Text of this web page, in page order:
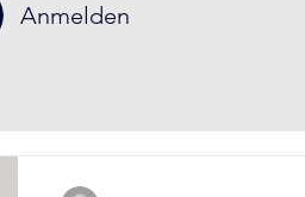
Anmelden